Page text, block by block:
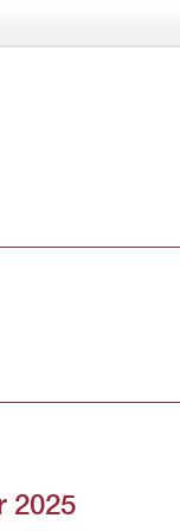
2025